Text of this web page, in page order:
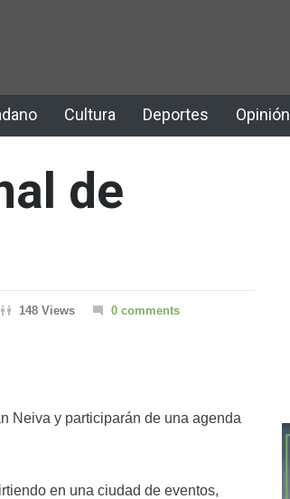
Cultura Deportes Opinión
de
148 Views 0 comments
Neiva y participarán de una agenda
en una ciudad de eventos,